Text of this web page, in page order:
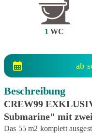
1WC
ab
Beschreibung
CREW99
Submarine" mit
Das 55 m2 komplett